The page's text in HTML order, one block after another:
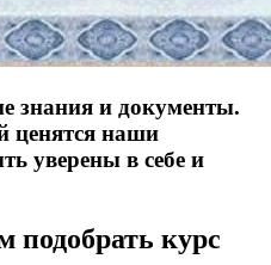
и документы.
ценятся наши
уверены в себе и
курс